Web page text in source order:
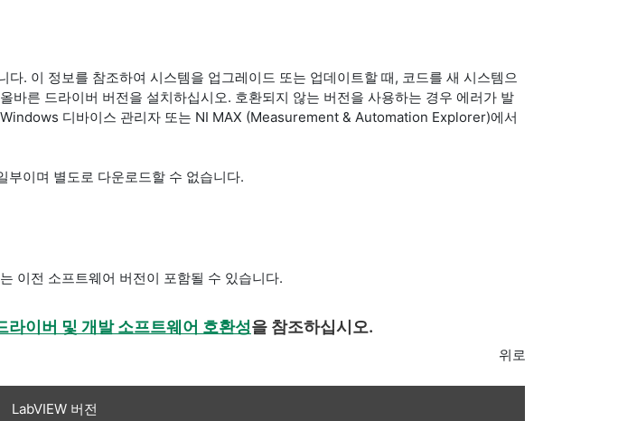
. 이 정보를 참조하여 시스템을 업그레이드 또는 업데이트할 때, 코드를 새 시스템으
른 드라이버 버전을 설치하십시오. 호환되지 않는 버전을 사용하는 경우 에러가 발
디바이스 관리자 또는 NI MAX (Measurement & Automation Explorer)에서
이며 별도로 다운로드할 수 없습니다.
이전 소프트웨어 버전이 포함될 수 있습니다.
라이버 및 개발 소프트웨어 호환성을 참조하십시오.
위로
LabVIEW 버전